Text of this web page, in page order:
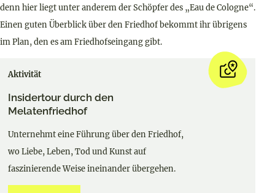
denn hier liegt unter anderem der Schöpfer des „Eau de Cologne“.
Einen guten Überblick über den Friedhof bekommt ihr übrigens
im Plan, den es am Friedhofseingang gibt.
Aktivität
Insidertour durch den
Melatenfriedhof
Unternehmt eine Führung über den Friedhof,
wo Liebe, Leben, Tod und Kunst auf
faszinierende Weise ineinander übergehen.